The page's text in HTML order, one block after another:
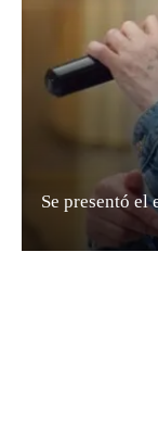
Se presentó el